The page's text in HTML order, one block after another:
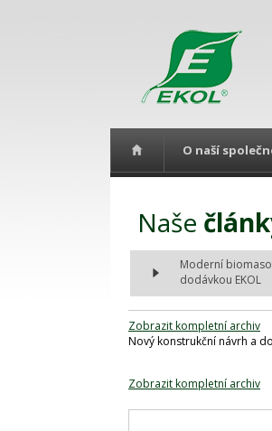
O naší
Naše
Moderní
dodávkou EKOL
Zobrazit kompletní archiv
Nový konstrukční návrh a
Zobrazit kompletní archiv